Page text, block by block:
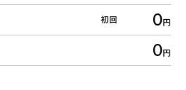
初回 0円
0円